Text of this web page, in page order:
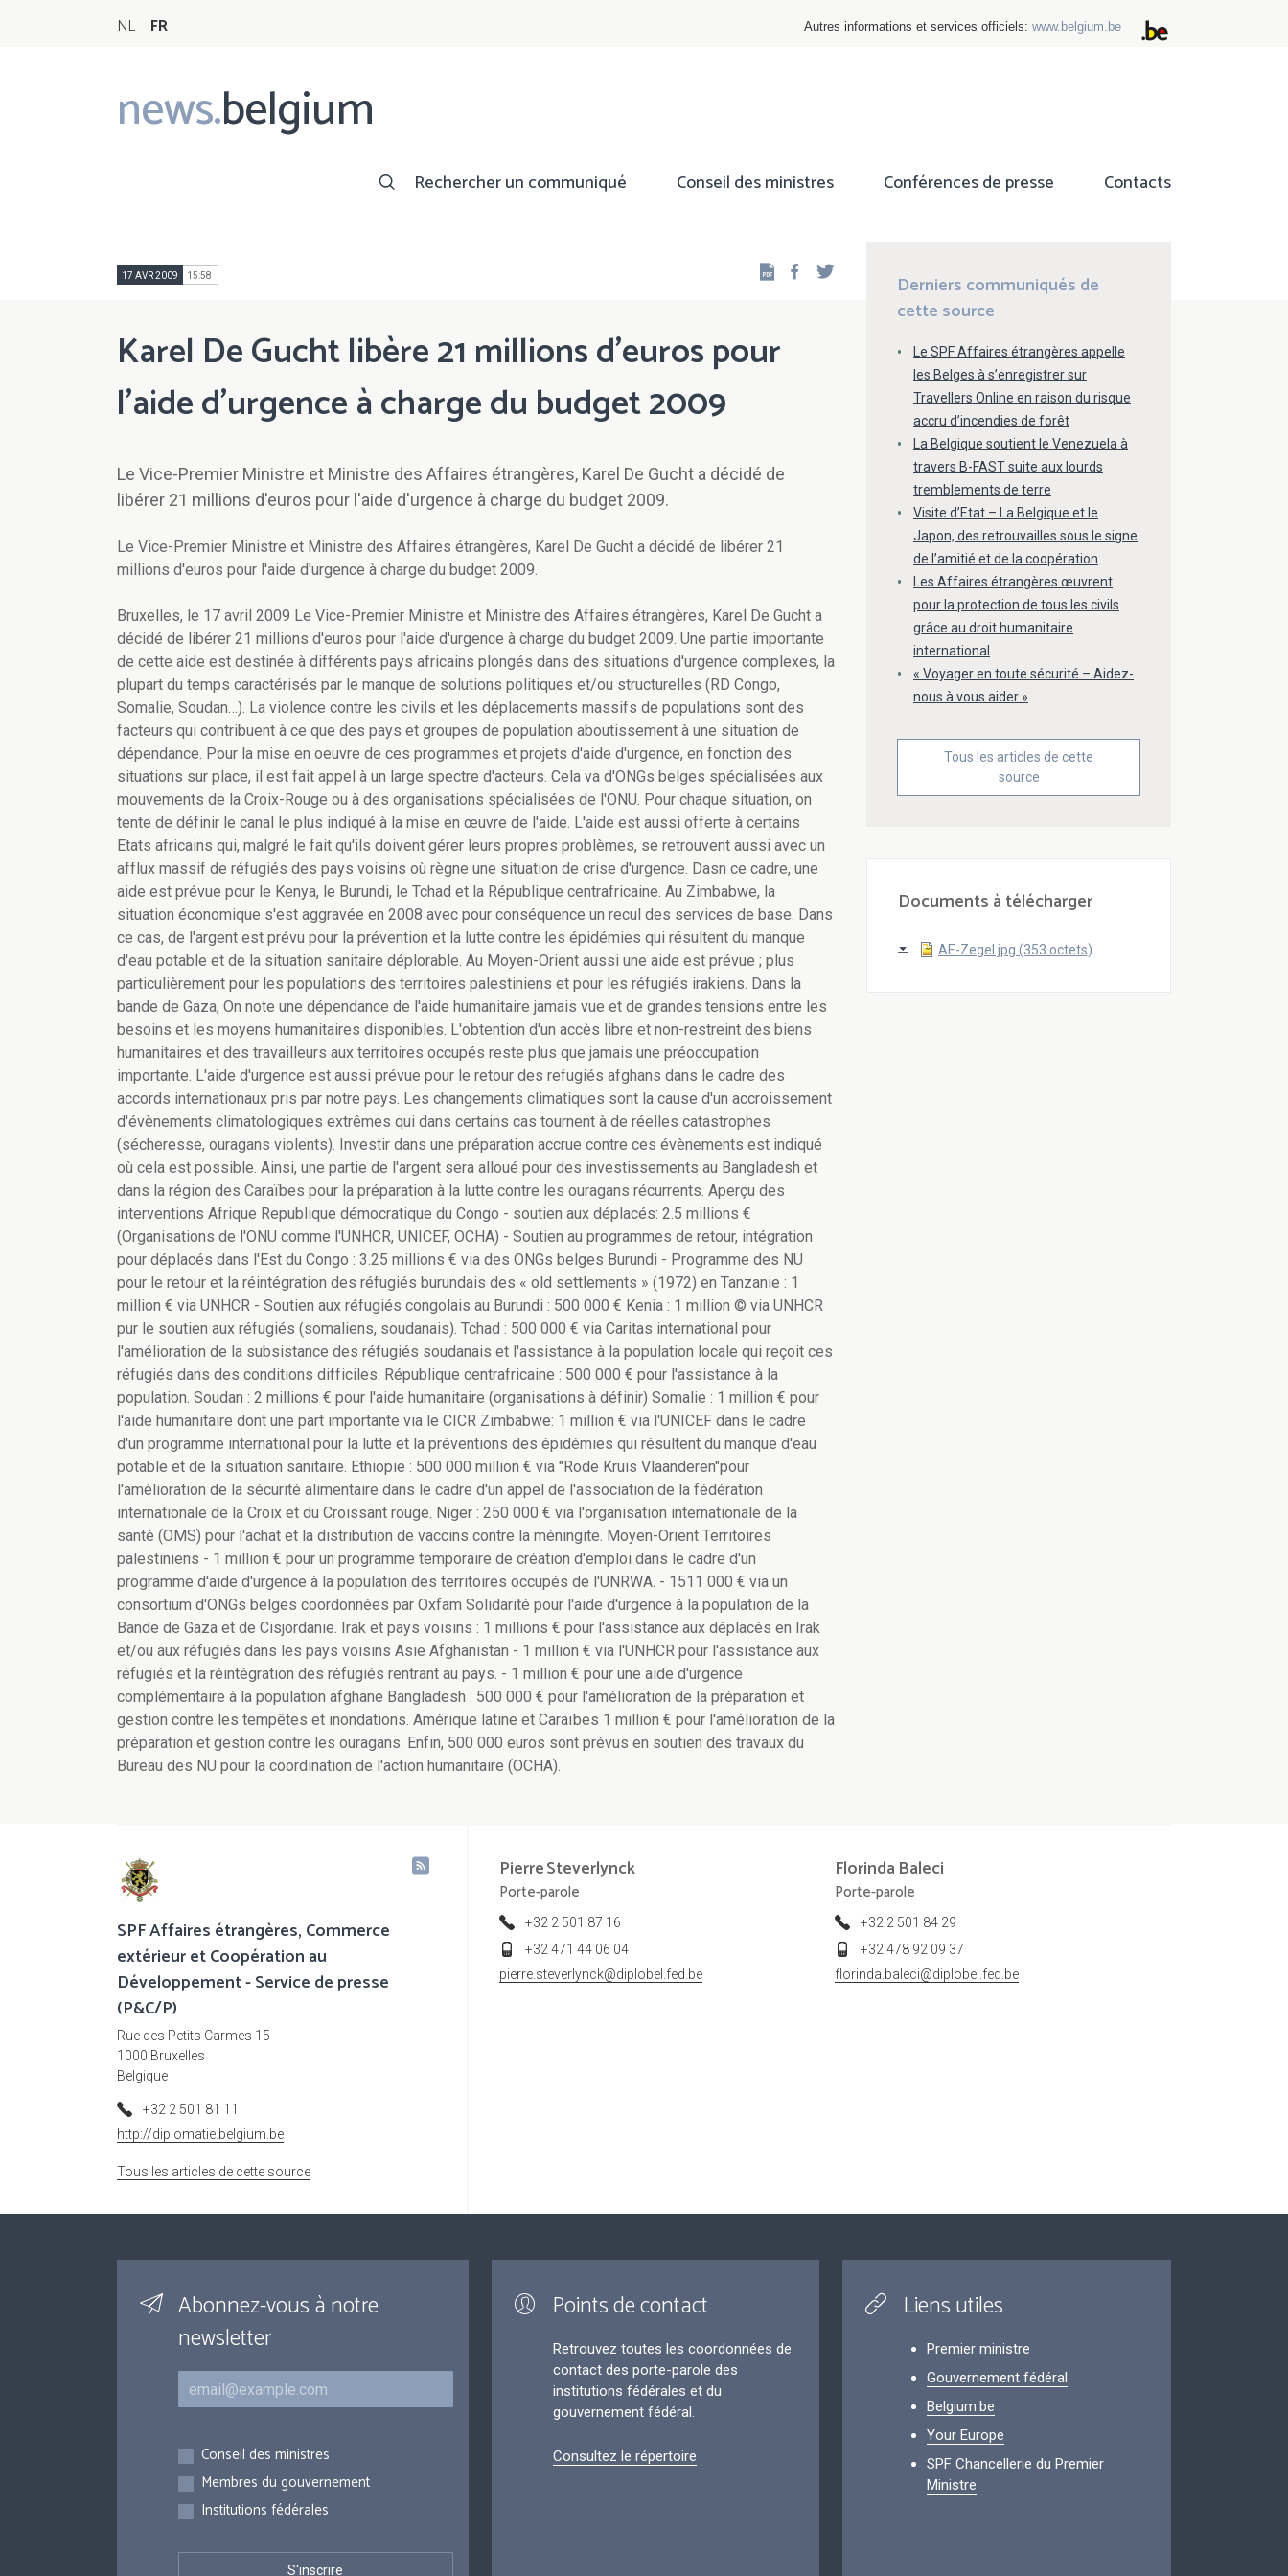
NL FR Autres informations et services officiels: www.belgium.be
news.belgium
Main
navigation
Rechercher un communiqué Conseil des ministres Conférences de presse Contacts
17 AVR 2009 15:58 Facebook
Karel De Gucht libère 21 millions d'euros pour
l'aide d'urgence à charge du budget 2009
Le Vice-Premier Ministre et Ministre des Affaires étrangères, Karel De Gucht a décidé de
libérer 21 millions d'euros pour l'aide d'urgence à charge du budget 2009.
Le Vice-Premier Ministre et Ministre des Affaires étrangères, Karel De Gucht a décidé de libérer 21
millions d'euros pour l'aide d'urgence à charge du budget 2009.
Bruxelles, le 17 avril 2009 Le Vice-Premier Ministre et Ministre des Affaires étrangères, Karel De Gucht a
décidé de libérer 21 millions d'euros pour l'aide d'urgence à charge du budget 2009. Une partie importante
de cette aide est destinée à différents pays africains plongés dans des situations d'urgence complexes, la
plupart du temps caractérisés par le manque de solutions politiques et/ou structurelles (RD Congo,
Somalie, Soudan…). La violence contre les civils et les déplacements massifs de populations sont des
facteurs qui contribuent à ce que des pays et groupes de population aboutissement à une situation de
dépendance. Pour la mise en oeuvre de ces programmes et projets d'aide d'urgence, en fonction des
situations sur place, il est fait appel à un large spectre d'acteurs. Cela va d'ONGs belges spécialisées aux
mouvements de la Croix-Rouge ou à des organisations spécialisées de l'ONU. Pour chaque situation, on
tente de définir le canal le plus indiqué à la mise en œuvre de l'aide. L'aide est aussi offerte à certains
Etats africains qui, malgré le fait qu'ils doivent gérer leurs propres problèmes, se retrouvent aussi avec un
afflux massif de réfugiés des pays voisins où règne une situation de crise d'urgence. Dasn ce cadre, une
aide est prévue pour le Kenya, le Burundi, le Tchad et la République centrafricaine. Au Zimbabwe, la
situation économique s'est aggravée en 2008 avec pour conséquence un recul des services de base. Dans
ce cas, de l'argent est prévu pour la prévention et la lutte contre les épidémies qui résultent du manque
d'eau potable et de la situation sanitaire déplorable. Au Moyen-Orient aussi une aide est prévue ; plus
particulièrement pour les populations des territoires palestiniens et pour les réfugiés irakiens. Dans la
bande de Gaza, On note une dépendance de l'aide humanitaire jamais vue et de grandes tensions entre les
besoins et les moyens humanitaires disponibles. L'obtention d'un accès libre et non-restreint des biens
humanitaires et des travailleurs aux territoires occupés reste plus que jamais une préoccupation
importante. L'aide d'urgence est aussi prévue pour le retour des refugiés afghans dans le cadre des
accords internationaux pris par notre pays. Les changements climatiques sont la cause d'un accroissement
d'évènements climatologiques extrêmes qui dans certains cas tournent à de réelles catastrophes
(sécheresse, ouragans violents). Investir dans une préparation accrue contre ces évènements est indiqué
où cela est possible. Ainsi, une partie de l'argent sera alloué pour des investissements au Bangladesh et
dans la région des Caraïbes pour la préparation à la lutte contre les ouragans récurrents. Aperçu des
interventions Afrique Republique démocratique du Congo - soutien aux déplacés: 2.5 millions €
(Organisations de l'ONU comme l'UNHCR, UNICEF, OCHA) - Soutien au programmes de retour, intégration
pour déplacés dans l'Est du Congo : 3.25 millions € via des ONGs belges Burundi - Programme des NU
pour le retour et la réintégration des réfugiés burundais des « old settlements » (1972) en Tanzanie : 1
million € via UNHCR - Soutien aux réfugiés congolais au Burundi : 500 000 € Kenia : 1 million © via UNHCR
pur le soutien aux réfugiés (somaliens, soudanais). Tchad : 500 000 € via Caritas international pour
l'amélioration de la subsistance des réfugiés soudanais et l'assistance à la population locale qui reçoit ces
réfugiés dans des conditions difficiles. République centrafricaine : 500 000 € pour l'assistance à la
population. Soudan : 2 millions € pour l'aide humanitaire (organisations à définir) Somalie : 1 million € pour
l'aide humanitaire dont une part importante via le CICR Zimbabwe: 1 million € via l'UNICEF dans le cadre
d'un programme international pour la lutte et la préventions des épidémies qui résultent du manque d'eau
potable et de la situation sanitaire. Ethiopie : 500 000 million € via "Rode Kruis Vlaanderen"pour
l'amélioration de la sécurité alimentaire dans le cadre d'un appel de l'association de la fédération
internationale de la Croix et du Croissant rouge. Niger : 250 000 € via l'organisation internationale de la
santé (OMS) pour l'achat et la distribution de vaccins contre la méningite. Moyen-Orient Territoires
palestiniens - 1 million € pour un programme temporaire de création d'emploi dans le cadre d'un
programme d'aide d'urgence à la population des territoires occupés de l'UNRWA. - 1511 000 € via un
consortium d'ONGs belges coordonnées par Oxfam Solidarité pour l'aide d'urgence à la population de la
Bande de Gaza et de Cisjordanie. Irak et pays voisins : 1 millions € pour l'assistance aux déplacés en Irak
et/ou aux réfugiés dans les pays voisins Asie Afghanistan - 1 million € via l'UNHCR pour l'assistance aux
réfugiés et la réintégration des réfugiés rentrant au pays. - 1 million € pour une aide d'urgence
complémentaire à la population afghane Bangladesh : 500 000 € pour l'amélioration de la préparation et
gestion contre les tempêtes et inondations. Amérique latine et Caraïbes 1 million € pour l'amélioration de la
préparation et gestion contre les ouragans. Enfin, 500 000 euros sont prévus en soutien des travaux du
Bureau des NU pour la coordination de l'action humanitaire (OCHA).
Derniers communiqués de
cette source
Le SPF Affaires étrangères appelle
les Belges à s’enregistrer sur
Travellers Online en raison du risque
accru d’incendies de forêt
La Belgique soutient le Venezuela à
travers B-FAST suite aux lourds
tremblements de terre
Visite d’Etat – La Belgique et le
Japon, des retrouvailles sous le signe
de l’amitié et de la coopération
Les Affaires étrangères œuvrent
pour la protection de tous les civils
grâce au droit humanitaire
international
« Voyager en toute sécurité – Aidez-
nous à vous aider »
Tous les articles de cette
source
Documents à télécharger
AE-Zegel.jpg (353 octets)
SPF Affaires étrangères, Commerce
extérieur et Coopération au
Développement - Service de presse
(P&C/P)
Rue des Petits Carmes 15
1000 Bruxelles
Belgique
+32 2 501 81 11
http://diplomatie.belgium.be
Tous les articles de cette source
PierreSteverlynck
Porte-parole
+32 2 501 87 16
+32 471 44 06 04
pierre.steverlynck@diplobel.fed.be
Florinda Baleci
Porte-parole
+32 2 501 84 29
+32 478 92 09 37
florinda.baleci@diplobel.fed.be
Abonnez-vous à notre
newsletter
Courriel
Inscriptions
Conseil des ministres
Membres du gouvernement
Institutions fédérales
Points de contact
Retrouvez toutes les coordonnées de
contact des porte-parole des
institutions fédérales et du
gouvernement fédéral.
Consultez le répertoire
Liens utiles
Premier ministre
Gouvernement fédéral
Belgium.be
Your Europe
SPF Chancellerie du Premier
Ministre